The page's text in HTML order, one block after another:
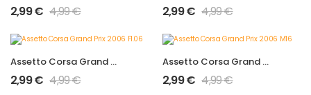
2,99€ 4,99€ 2,99€ 4,99€
Assetto Corsa Grand Prix 2006 F1.06
2,99€ 4,99€
Assetto Corsa Grand Prix 2006 M16
2,99€ 4,99€